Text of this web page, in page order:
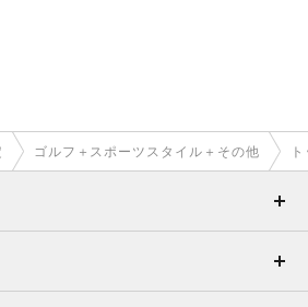
ゴルフ＋スポーツスタイル＋その他